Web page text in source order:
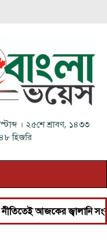
। ২৫শে শ্রাবণ, ১৪৩৩
হিজরি
জ্বালানি সংকট: